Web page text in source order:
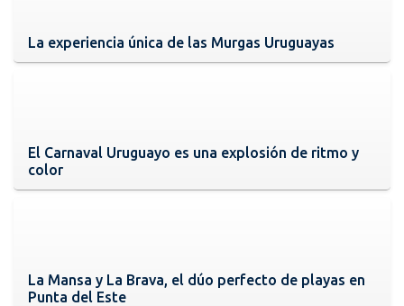
La experiencia única de las Murgas Uruguayas
El Carnaval Uruguayo es una explosión de ritmo y
color
La Mansa y La Brava, el dúo perfecto de playas en
Punta del Este